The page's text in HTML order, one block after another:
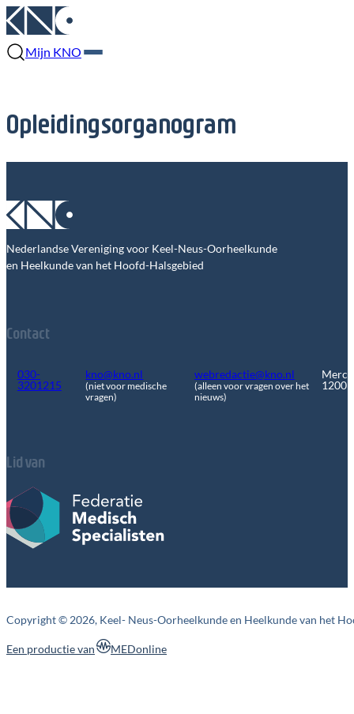
Mijn KNO
Opleidingsorganogram
Nederlandse Vereniging voor Keel-Neus-Oorheelkunde
en Heelkunde van het Hoofd-Halsgebied
Contact
030-
3201215
kno@kno.nl
(niet voor medische
vragen)
webredactie@kno.nl
(alleen voor vragen over het
nieuws)
1200
Lid van
Copyright © 2026, Keel- Neus-Oorheelkunde en Heelkunde van het
MEDonline